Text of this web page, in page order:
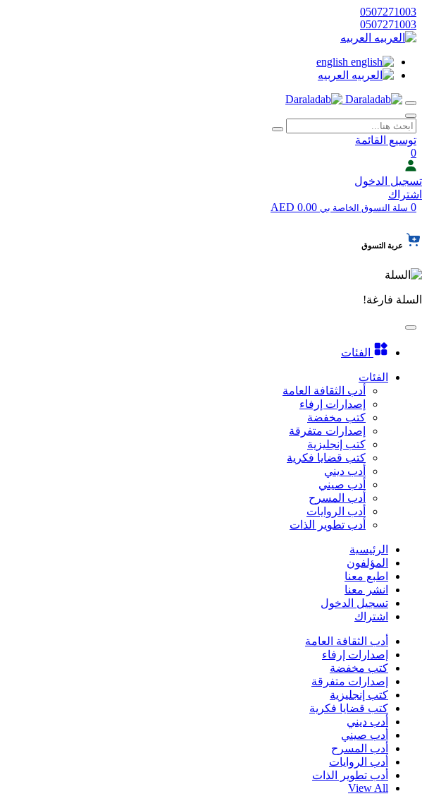
0507271003
0507271003
العربيه
english
العربيه
توسيع القائمة
0
تسجيل الدخول
اشتراك
0 سلة التسوق الخاصة بي
عربة التسوق
السلة فارغة!
الفئات
الفئات
أدب الثقافة العامة
إصدارات إرفاء
كتب مخفضة
إصدارات متفرقة
كتب إنجليزية
كتب قضايا فكرية
أدب ديني
أدب صيني
أدب المسرح
أدب الروايات
أدب تطوير الذات
الرئيسية
المؤلفون
اطبع معنا
انشر معنا
تسجيل الدخول
اشتراك
أدب الثقافة العامة
إصدارات إرفاء
كتب مخفضة
إصدارات متفرقة
كتب إنجليزية
كتب قضايا فكرية
أدب ديني
أدب صيني
أدب المسرح
أدب الروايات
أدب تطوير الذات
View All